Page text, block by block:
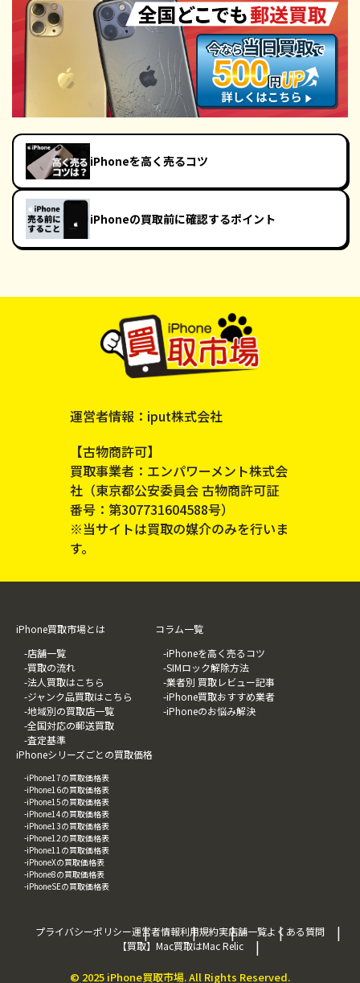
iPhoneを高く売るコツ
iPhoneの買取前に確認するポイント
iPhone買取市場とは
-店舗一覧
-買取の流れ
-法人買取はこちら
-ジャンク品買取はこちら
-地域別の買取店一覧
-全国対応の郵送買取
-査定基準
コラム一覧
-iPhoneを高く売るコツ
-SIMロック解除方法
-業者別 買取レビュー記事
-iPhone買取おすすめ業者
-iPhoneのお悩み解決
iPhoneシリーズごとの買取価格
-iPhone17の買取価格表
-iPhone16の買取価格表
-iPhone15の買取価格表
-iPhone14の買取価格表
-iPhone13の買取価格表
-iPhone12の買取価格表
-iPhone11の買取価格表
-iPhoneXの買取価格表
-iPhone8の買取価格表
-iPhoneSEの買取価格表
プライバシーポリシー運営者情報利用規約実店舗一覧よくある質問
【買取】Mac買取はMac Relic
© 2025 iPhone買取市場. All Rights Reserved.
運営者情報：iput株式会社
【古物商許可】
買取事業者：エンパワーメント株式会
社（東京都公安委員会 古物商許可証
番号：第307731604588号）
※当サイトは買取の媒介のみを行いま
す。